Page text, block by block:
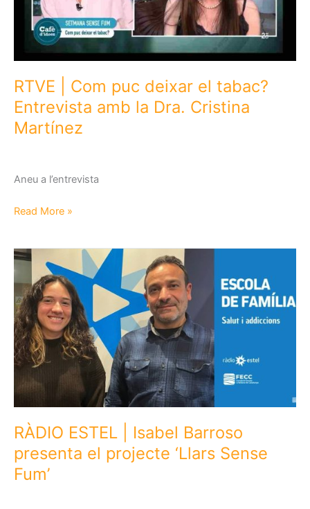
Setmana
Sense
Fum
2026
RTVE | Com puc deixar el tabac?
Entrevista amb la Dra. Cristina
Martínez
Aneu a l’entrevista
RTVE
puc
deixar
el
tabac?
Entrevista
amb
la
Dra.
Cristina
Martínez
Read More »
RÀDIO ESTEL | Isabel Barroso
presenta el projecte ‘Llars Sense
Fum’